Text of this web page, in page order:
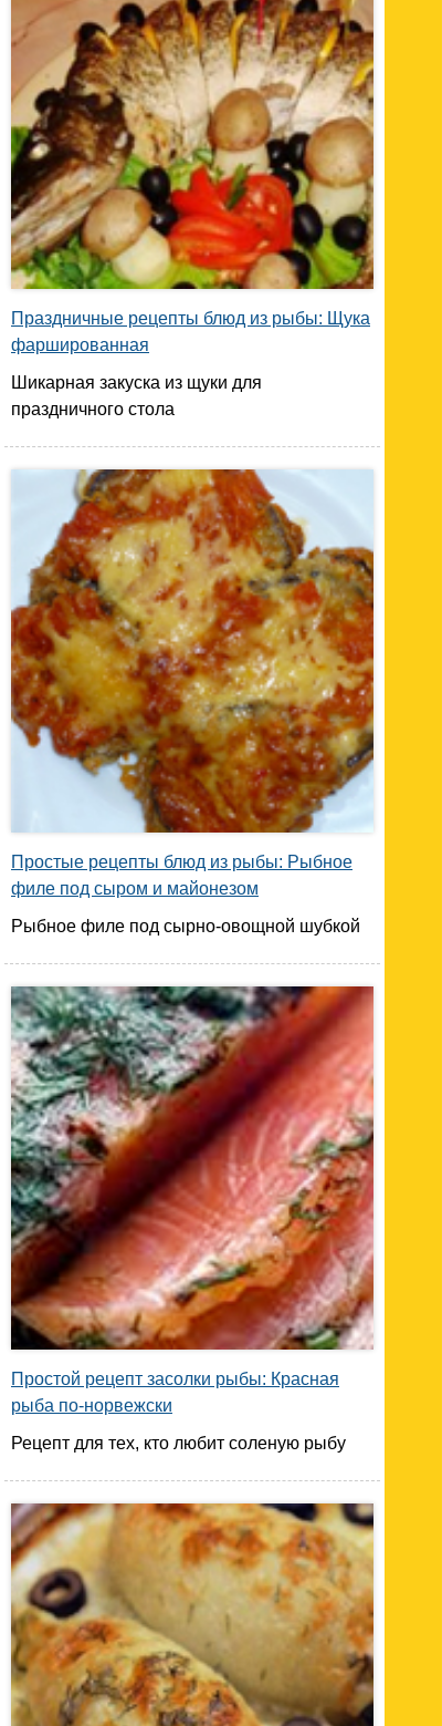
Праздничные рецепты блюд из рыбы: Щука
фаршированная
Шикарная закуска из щуки для
праздничного стола
Простые рецепты блюд из рыбы: Рыбное
филе под сыром и майонезом
Рыбное филе под сырно-овощной шубкой
Простой рецепт засолки рыбы: Красная
рыба по-норвежски
Рецепт для тех, кто любит соленую рыбу